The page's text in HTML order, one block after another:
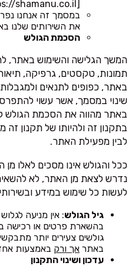
[https://shamanu.co.il/] (להלן: "
במסמך זה אנחנו
את השירותים שלנו
הסכמת הגולש
המשך הגלישה והשימוש באתר,
תמונות, טקסטים, גרפיקה,
באתר, כפופים לתנאים
שינוי במסמך, אשר עשוי
באתר מהווה את הסכמת הגולש
בתקנון זה ולהיותו של תקנון
לבין מפעילת האתר.
ככל והגולש אינו מסכים לאלו
נדרש לצאת מן האתר, לא
לעשות כל שימוש במידע
גיל הגולש: אין מניעה
גולשים צעירים יותר
באתר אך ורק באמצעות
עדכון ושינוי התקנון